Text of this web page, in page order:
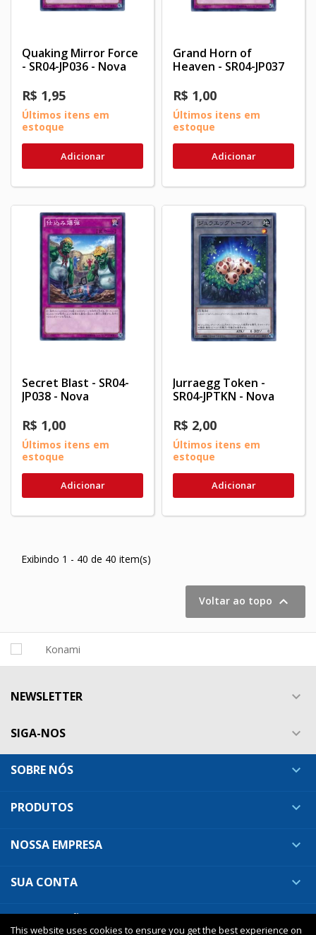
Quaking Mirror Force
- SR04-JP036 - Nova
R$ 1,95
Últimos itens em
estoque
Adicionar
Grand Horn of
Heaven - SR04-JP037
R$ 1,00
Últimos itens em
estoque
Adicionar
Secret Blast - SR04-
JP038 - Nova
R$ 1,00
Últimos itens em
estoque
Adicionar
Jurraegg Token -
SR04-JPTKN - Nova
R$ 2,00
Últimos itens em
estoque
Adicionar
Exibindo 1 - 40 de 40 item(s)
Voltar ao topo 
NEWSLETTER 
SIGA-NOS 
SOBRE NÓS 
PRODUTOS 
NOSSA EMPRESA 
SUA CONTA 
This website uses cookies to ensure you get the best experience on